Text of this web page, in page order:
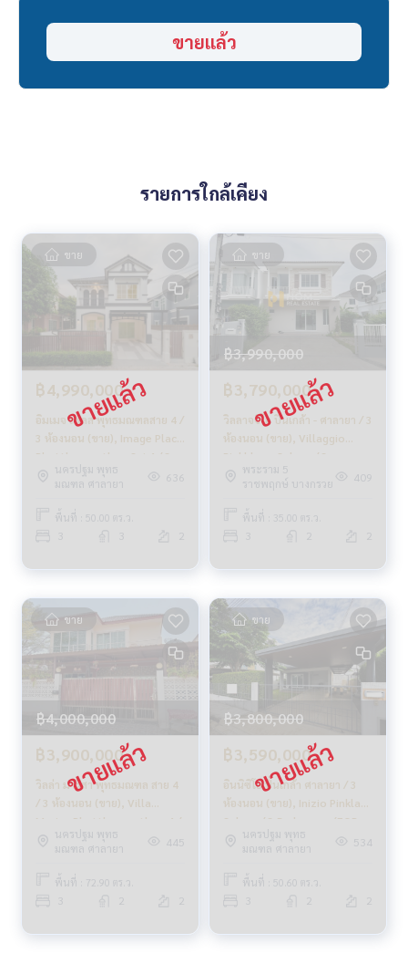
HOME - REAL ESTATE SERVICES
LINE: @homethailand
“HOME - Real Estate Services”
Facebook | IG | TikTok | YouTube
#HOMEREALESTATESERVICES
#นายหน้าที่จริงใจ #รับฝากขายอสังหา
ขายแล้ว
รายการใกล้เคียง
ขาย
฿4,990,000
อิมเมจ เพลส พุทธมณฑลสาย 4 /
3 ห้องนอน (ขาย), Image Place
Phutthamonthon Sai 4 / 3
Bedrooms (SALE)
CREAM1152
นครปฐม พุทธ
มณฑล ศาลายา
636
พื้นที่ : 50.00 ตร.ว.
2
ขาย
฿3,990,000
฿3,790,000
วิลลาจจิโอ ปิ่นเกล้า - ศาลายา / 3
ห้องนอน (ขาย), Villaggio
Pinkhlao - Salaya / 3
Bedrooms (FOR SALE) BC019
พระราม 5
ราชพฤกษ์ บางกรวย
409
พื้นที่ : 35.00 ตร.ว.
2 2
ขาย
฿4,000,000
฿3,900,000
วิลล่า มาริสา พุทธมณฑล สาย 4
/ 3 ห้องนอน (ขาย), Villa
Marisa Phutthamonthon 4 /
3 Bedrooms (SALE)
CREAM1036
นครปฐม พุทธ
มณฑล ศาลายา
445
พื้นที่ : 72.90 ตร.ว.
2 2
ขาย
฿3,800,000
฿3,590,000
อินนิซิโอ ปิ่นเกล้า ศาลายา / 3
ห้องนอน (ขาย), Inizio Pinklao
Salaya / 3 Bedrooms (FOR
SALE) BALL080
นครปฐม พุทธ
มณฑล ศาลายา
534
พื้นที่ : 50.60 ตร.ว.
2 2